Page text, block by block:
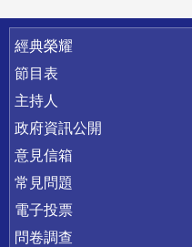
快速連結
經典榮耀
節目表
主持人
政府資訊公開
意見信箱
常見問題
電子投票
問卷調查